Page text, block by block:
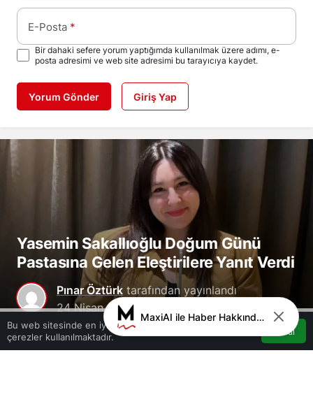
E-Posta *
Bir dahaki sefere yorum yaptığımda kullanılmak üzere adımı, e-
posta adresimi ve web site adresimi bu tarayıcıya kaydet.
Yorum Gönder Giriş Yap
Yasemin Sakallıoğlu Doğum Günü
Pastasına Gelen Eleştirilere Yanıt Verdi
Pınar Öztürk tarafından yayınlandı
24 Nisan 2024, 09:54
2024, 09:57güncellendi
8
Bu web sitesinde en iyi deneyimi yaşamanızı sağlamak için
çerezler kullanılmaktadır.
Kabul
Anasayfa Akış Hesabım Bildirimler
MaxiAI ile Haber Hakkında Sohbet